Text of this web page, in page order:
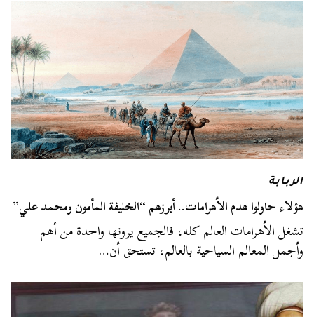
الربابة
هؤلاء حاولوا هدم الأهرامات.. أبرزهم “الخليفة المأمون ومحمد علي”
تشغل الأهرامات العالم كله، فالجميع يرونها واحدة من أهم
وأجمل المعالم السياحية بالعالم، تستحق أن…